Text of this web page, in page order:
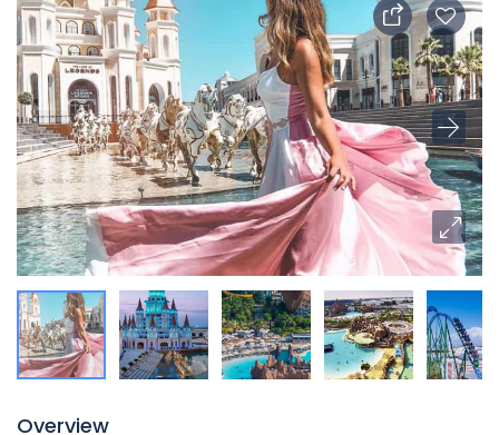
Overview